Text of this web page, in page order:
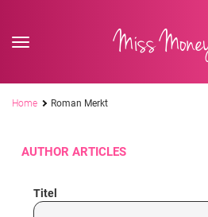
Miss
Pfadnavigation
Home Roman Merkt
AUTHOR ARTICLES
Titel